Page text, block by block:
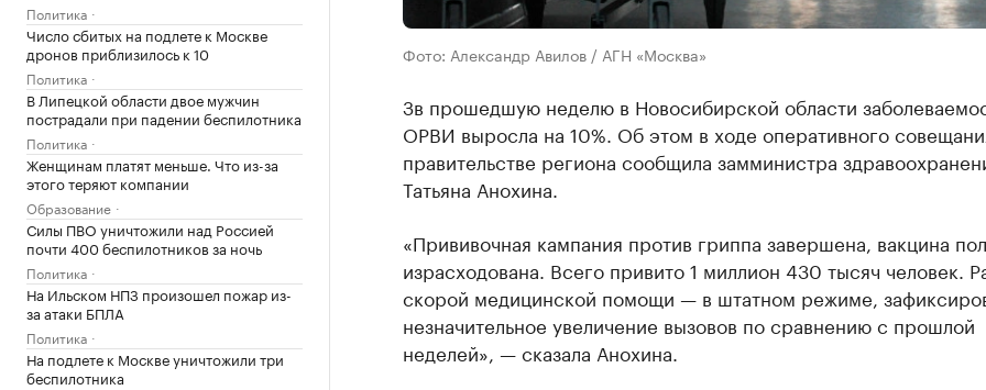
Политика
Число сбитых на подлете к Москве
дронов приблизилось к 10
Политика
В Липецкой области двое мужчин
пострадали при падении беспилотника
Политика
Женщинам платят меньше. Что из-за
этого теряют компании
Образование
Силы ПВО уничтожили над Россией
почти 400 беспилотников за ночь
Политика
На Ильском НПЗ произошел пожар из-
за атаки БПЛА
Политика
На подлете к Москве уничтожили три
беспилотника
Фото: Александр Авилов / АГН «Москва»
Зв прошедшую неделю в Новосибирской области
ОРВИ выросла на 10%. Об этом в ходе оперативного
правительстве региона сообщила замминистра
Татьяна Анохина.
«Прививочная кампания против гриппа завершена, вакцина
израсходована. Всего привито 1 миллион 430 тысяч человек.
скорой медицинской помощи — в штатном режиме,
незначительное увеличение вызовов по сравнению с прошлой
неделей», — сказала Анохина.